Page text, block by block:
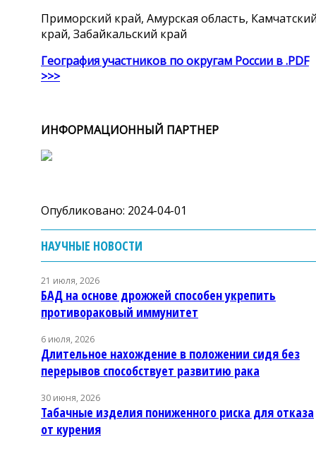
Приморский край, Амурская область,
край, Забайкальский край
География участников по округам России в .PDF
>>>
ИНФОРМАЦИОННЫЙ ПАРТНЕР
Опубликовано: 2024-04-01
НАУЧНЫЕ НОВОСТИ
21 июля, 2026
БАД на основе дрожжей способен укрепить
противораковый иммунитет
6 июля, 2026
Длительное нахождение в положении сидя без
перерывов способствует развитию рака
30 июня, 2026
Табачные изделия пониженного риска для отказа
от курения